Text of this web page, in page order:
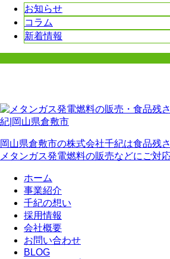
お知らせ
コラム
新着情報
岡山県倉敷市の株式会社千紀は食品残
メタンガス発電燃料の販売などにご対応
ホーム
事業紹介
千紀の想い
採用情報
会社概要
お問い合わせ
BLOG